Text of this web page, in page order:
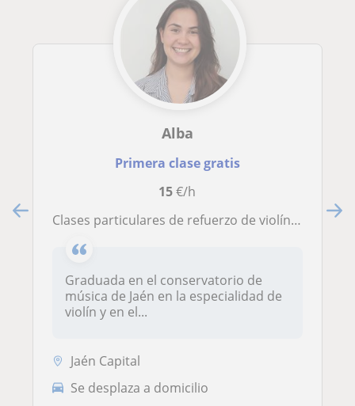
Alba
Primera clase gratis
15€/h
Clases particulares de refuerzo de violín, piano y lenguaje musical
Graduada en el conservatorio de
música de Jaén en la especialidad de
violín y en el...
Jaén Capital
Se desplaza a domicilio